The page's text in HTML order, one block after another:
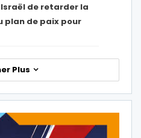
de retarder la
plan de paix pour
Plus